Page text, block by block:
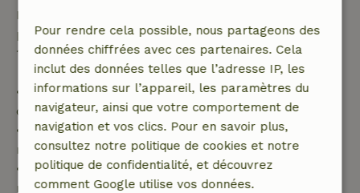
Passé ce délai, tu recevras un remboursement
partiel du coût du séjour et un remboursement à
100 % de l'acompte :
• Jusqu'à 42 jours avant l'arrivée : remboursement
de 70 %
• Entre 42 et 28 jours avant l'arrivée :
remboursement de 40 %
• De 28 jours avant l'arrivée jusqu'au jour même :
remboursement de 10 %
Pour rendre cela possible, nous partageons des
données chiffrées avec ces partenaires. Cela
inclut des données telles que l’adresse IP, les
informations sur l’appareil, les paramètres du
navigateur, ainsi que votre comportement de
navigation et vos clics. Pour en savoir plus,
consultez notre politique de cookies et notre
politique de confidentialité, et découvrez
comment Google utilise vos données.